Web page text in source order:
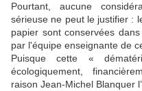
Pourtant, aucune
sérieuse ne peut le justifier :
papier sont conservées
par l'équipe enseignante de
Puisque cette «
écologiquement,
raison Jean-Michel Blanquer